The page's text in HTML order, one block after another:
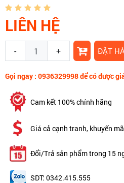
LIÊN HỆ
- + ĐẶT
Gọi ngay : 0936329998 để có được
Cam kết 100% chính hãng
Giá cả cạnh tranh, khuyến
Đổi/Trả sản phẩm trong 15
SDT: 0342.415.555